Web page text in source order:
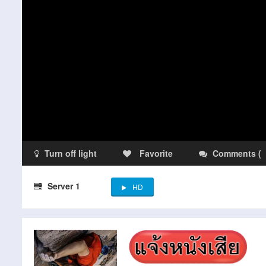
Turn off light Favorite Comments (
Server 1 HD